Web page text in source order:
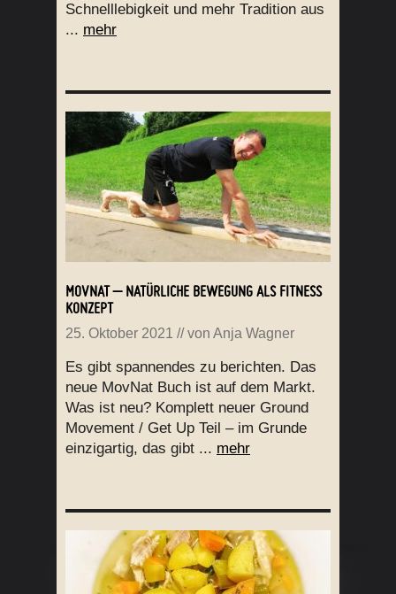
Schnelllebigkeit und mehr Tradition aus
... mehr
MOVNAT – NATÜRLICHE BEWEGUNG ALS FITNESS
KONZEPT
25. Oktober 2021 // von Anja Wagner
Es gibt spannendes zu berichten. Das
neue MovNat Buch ist auf dem Markt.
Was ist neu? Komplett neuer Ground
Movement / Get Up Teil – im Grunde
einzigartig, das gibt ... mehr